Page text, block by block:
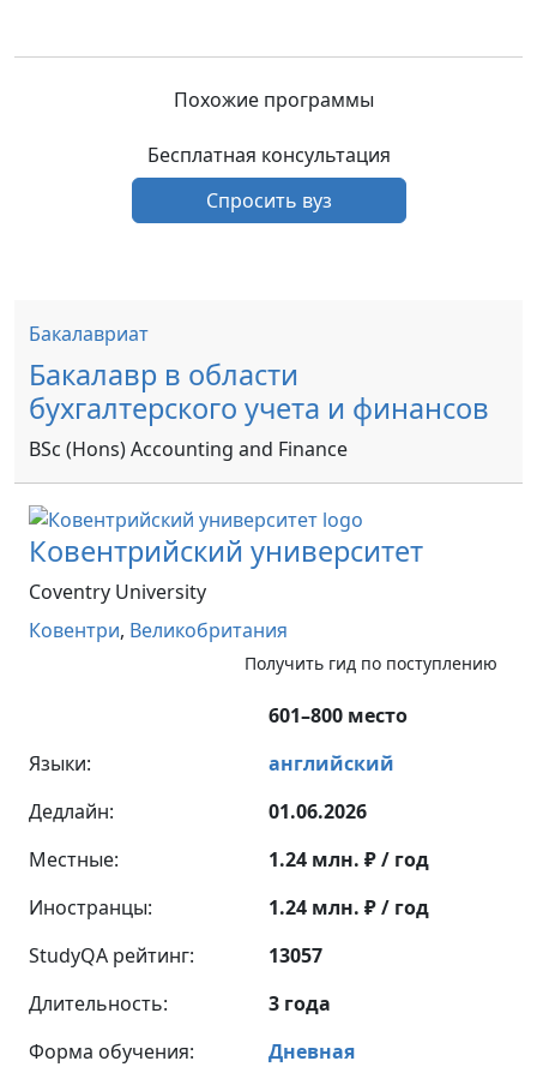
Похожие программы
Бесплатная консультация
Спросить вуз
Бакалавриат
Бакалавр в области
бухгалтерского учета и финансов
BSc (Hons) Accounting and Finance
Ковентрийский университет
Coventry University
Ковентри, Великобритания
Получить гид по поступлению
601–800 место
Языки:
английский
Дедлайн:
01.06.2026
Местные:
1.24 млн. ₽ / год
Иностранцы:
1.24 млн. ₽ / год
StudyQA рейтинг:
13057
Длительность:
3 года
Форма обучения:
Дневная